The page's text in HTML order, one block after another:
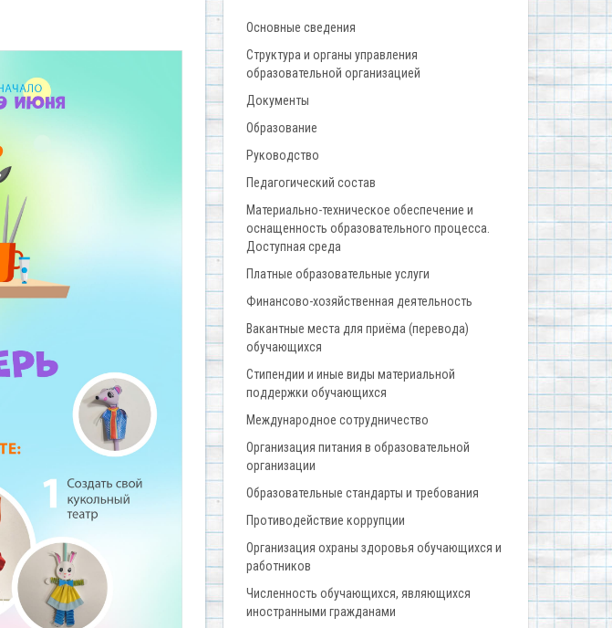
Основные сведения
Структура и органы управления
образовательной организацией
Документы
Образование
Руководство
Педагогический состав
Материально-техническое обеспечение и
оснащенность образовательного процесса.
Доступная среда
Платные образовательные услуги
Финансово-хозяйственная деятельность
Вакантные места для приёма (перевода)
обучающихся
Стипендии и иные виды материальной
поддержки обучающихся
Международное сотрудничество
Организация питания в образовательной
организации
Образовательные стандарты и требования
Противодействие коррупции
Организация охраны здоровья обучающихся и
работников
Численность обучающихся, являющихся
иностранными гражданами